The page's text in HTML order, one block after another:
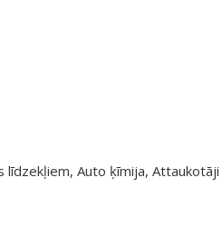
līdzekļiem, Auto ķīmija, Attaukotāji